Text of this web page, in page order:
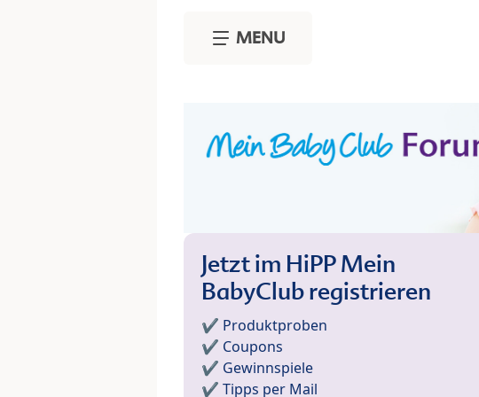
MENU
Jetzt im HiPP Mein
BabyClub registrieren
✔️ Produktproben
✔️ Coupons
✔️ Gewinnspiele
✔️ Tipps per Mail